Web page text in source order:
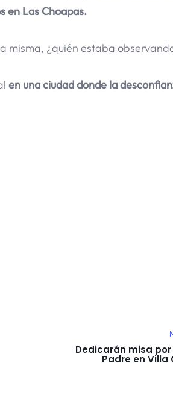
en Las Choapas.
misma, ¿quién estaba
en una ciudad donde la
Dedicarán misa
Padre en Villa